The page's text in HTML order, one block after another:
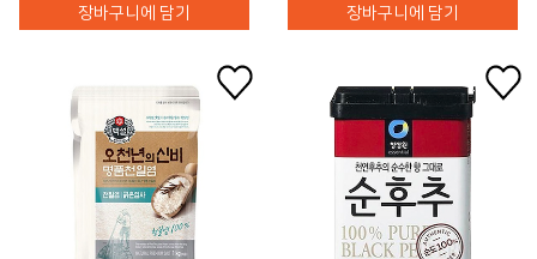
장바구니에 담기 장바구니에 담기